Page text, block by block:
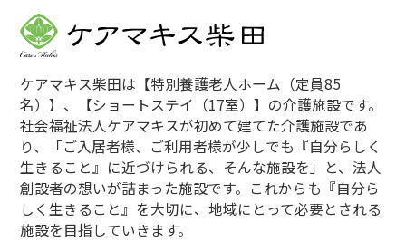
ケアマキス柴田は【特別養護老人ホーム（定員85
名）】、【ショートステイ（17室）】の介護施設です。
社会福祉法人ケアマキスが初めて建てた介護施設であ
り、「ご入居者様、ご利用者様が少しでも『自分らしく
生きること』に近づけられる、そんな施設を」と、法人
創設者の想いが詰まった施設です。これからも『自分ら
しく生きること』を大切に、地域にとって必要とされる
施設を目指していきます。